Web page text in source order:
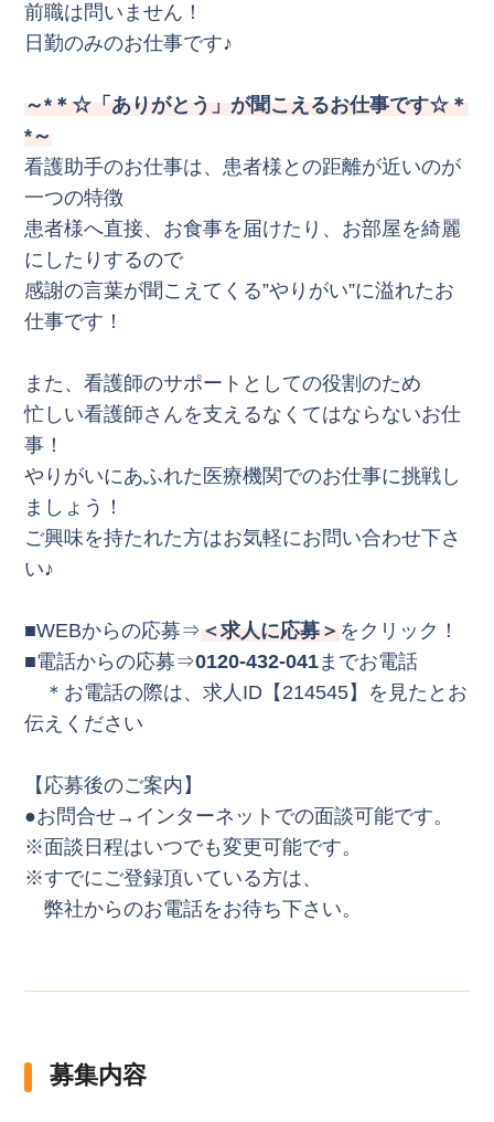
前職は問いません！
日勤のみのお仕事です♪
～*＊☆「ありがとう」が聞こえるお仕事です☆＊
*～
看護助手のお仕事は、患者様との距離が近いのが
一つの特徴
患者様へ直接、お食事を届けたり、お部屋を綺麗
にしたりするので
感謝の言葉が聞こえてくる”やりがい”に溢れたお
仕事です！
また、看護師のサポートとしての役割のため
忙しい看護師さんを支えるなくてはならないお仕
事！
やりがいにあふれた医療機関でのお仕事に挑戦し
ましょう！
ご興味を持たれた方はお気軽にお問い合わせ下さ
い♪
■WEBからの応募⇒ ＜求人に応募＞ をクリック！
■電話からの応募⇒0120-432-041までお電話
＊お電話の際は、求人ID【214545】を見たとお
伝えください
【応募後のご案内】
●お問合せ→インターネットでの面談可能です。
※面談日程はいつでも変更可能です。
※すでにご登録頂いている方は、
弊社からのお電話をお待ち下さい。
募集内容